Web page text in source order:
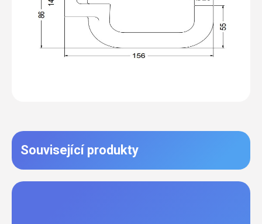
Související produkty